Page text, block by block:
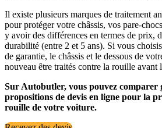
Il existe plusieurs marques de traitement
pour protéger votre châssis, vos pare-
y avoir des différences en termes de prix,
durabilité (entre 2 et 5 ans). Si vous
de garantie, le châssis et le dessous de
nouveau être traités contre la rouille avant
Sur Autobutler, vous pouvez comparer
propositions de devis en ligne pour la
rouille de votre voiture.